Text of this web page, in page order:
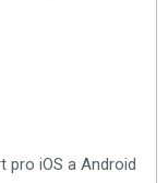
pro iOS a Android